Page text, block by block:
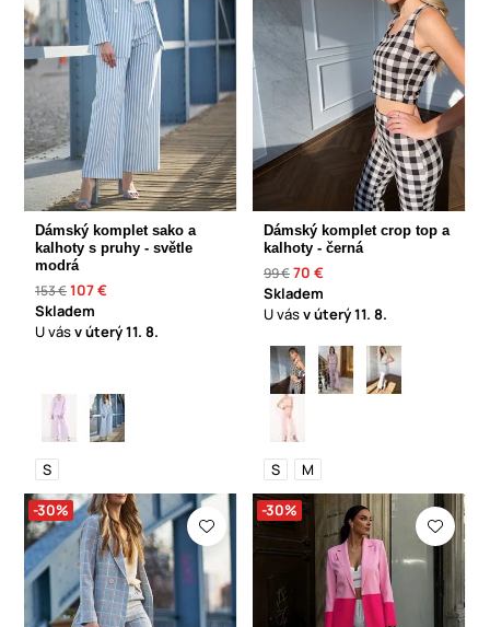
Dámský komplet sako a
kalhoty s pruhy - světle
modrá
153 €107 €
Skladem
U vásv úterý11. 8.
S
Dámský komplet crop top a
kalhoty - černá
99 €70 €
Skladem
U vásv úterý11. 8.
S M
-30% -30%